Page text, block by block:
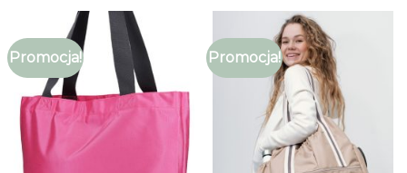
Promocja! Promocja!